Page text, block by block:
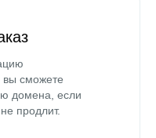
сможете
домена, если
продлит.